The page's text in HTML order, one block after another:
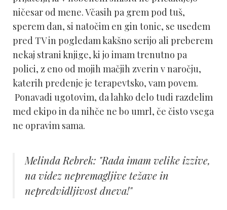
ničesar od mene. Včasih pa grem pod tuš,
sperem dan, si natočim en gin tonic, se usedem
pred TV in pogledam kakšno serijo ali preberem
nekaj strani knjige, ki jo imam trenutno pa
polici, z eno od mojih mačjih zverin v naročju,
katerih predenje je terapevtsko, vam povem.
Ponavadi ugotovim, da lahko delo tudi razdelim
med ekipo in da nihče ne bo umrl, če čisto vsega
ne opravim sama.
Melinda Rebrek: "Rada imam velike izzive,
na videz nepremagljive težave in
nepredvidljivost dneva!"